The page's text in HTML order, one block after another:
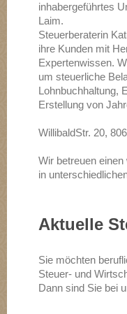
inhabergeführtes
Laim.
Steuerberaterin
ihre Kunden mit
Expertenwissen.
um steuerliche
Lohnbuchhaltung,
Erstellung von
WillibaldStr. 20,
Wir betreuen
in
Aktuelle
Sie möchten
Steuer- und
Dann sind Sie bei